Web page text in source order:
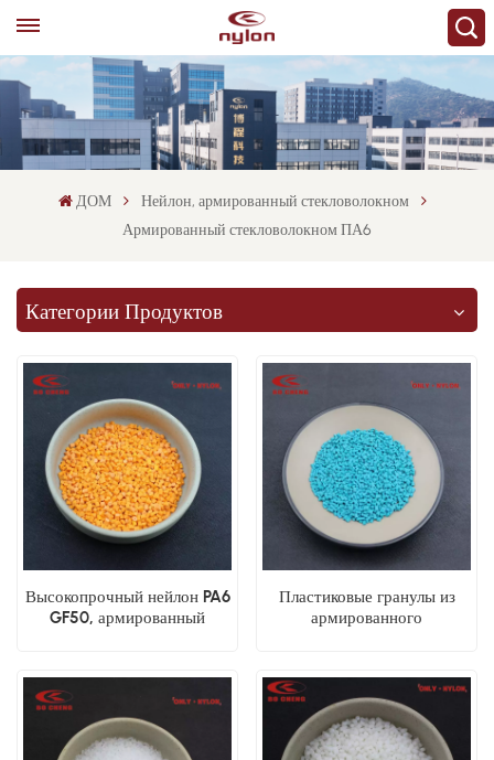
ДОМ
Нейлон, армированный стекловолокном
Армированный стекловолокном ПА6
Категории Продуктов
Высокопрочный нейлон PA6
GF50, армированный
Пластиковые гранулы из
армированного